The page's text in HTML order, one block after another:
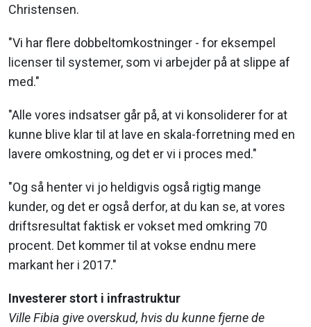
Christensen.
"Vi har flere dobbeltomkostninger - for eksempel
licenser til systemer, som vi arbejder på at slippe af
med."
"Alle vores indsatser går på, at vi konsoliderer for at
kunne blive klar til at lave en skala-forretning med en
lavere omkostning, og det er vi i proces med."
"Og så henter vi jo heldigvis også rigtig mange
kunder, og det er også derfor, at du kan se, at vores
driftsresultat faktisk er vokset med omkring 70
procent. Det kommer til at vokse endnu mere
markant her i 2017."
Investerer stort i infrastruktur
Ville Fibia give overskud, hvis du kunne fjerne de